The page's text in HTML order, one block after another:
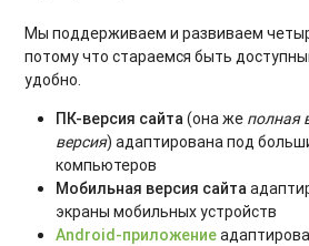
Мы поддерживаем и развиваем
потому что стараемся быть
удобно.
ПК-версия сайта(она же полная
версия) адаптирована под
компьютеров
Мобильная версия сайта
экраны мобильных устройств
Android-приложение